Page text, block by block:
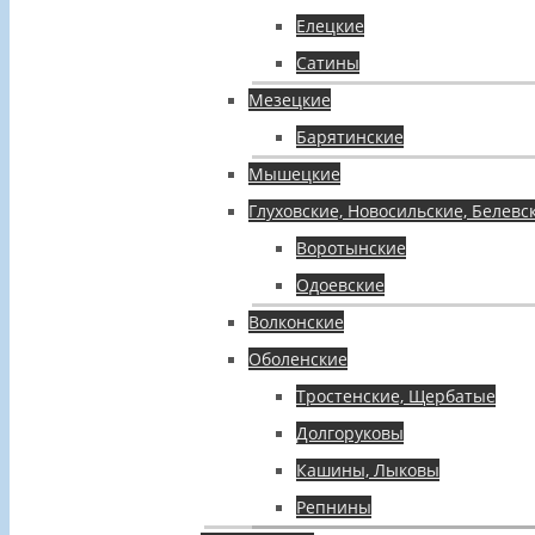
Елецкие
Сатины
Мезецкие
Барятинские
Мышецкие
Глуховские, Новосильские,
Воротынские
Одоевские
Волконские
Оболенские
Тростенские, Щербатые
Долгоруковы
Кашины, Лыковы
Репнины